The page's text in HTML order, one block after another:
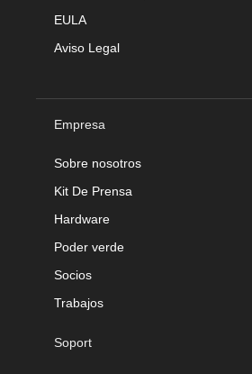
EULA
Aviso Legal
Empresa
Sobre nosotros
Kit De Prensa
Hardware
Poder verde
Socios
Trabajos
Soport